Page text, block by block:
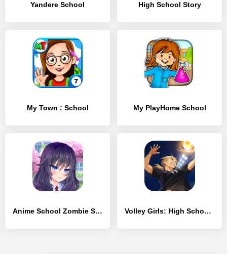
Yandere School High School Story
My Town : School My PlayHome School
Anime School Zombie Simulator Volley Girls: High School Story